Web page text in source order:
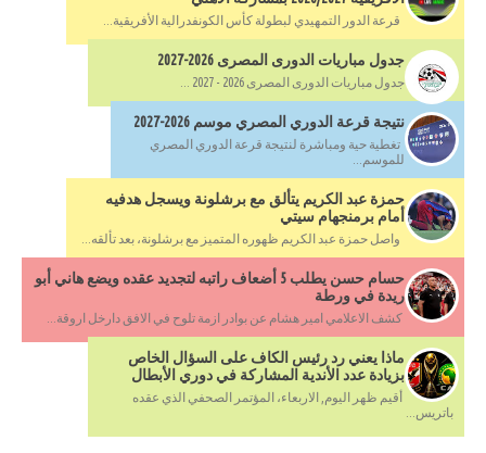
قرعة الدور التمهيدي لبطولة كأس الكونفدرالية الأفريقية...
جدول مباريات الدورى المصرى 2026-2027
جدول مباريات الدورى المصرى 2026 - 2027 ...
نتيجة قرعة الدوري المصري موسم 2026-2027
تغطية حية ومباشرة لنتيجة قرعة الدوري المصري
للموسم...
حمزة عبد الكريم يتألق مع برشلونة ويسجل هدفيه
أمام برمنجهام سيتي
واصل حمزة عبد الكريم ظهوره المتميز مع برشلونة، بعد تألقه...
حسام حسن يطلب 5 أضعاف راتبه لتجديد عقده ويضع هاني أبو
ريدة في ورطة
كشف الاعلامي امير هشام عن بوادر ازمة تلوح في الافق دارخل اروقة...
ماذا يعني رد رئيس الكاف على السؤال الخاص
بزيادة عدد الأندية المشاركة في دوري الأبطال
أقيم ظهر اليوم, الاربعاء، المؤتمر الصحفي الذي عقده
باتريس...